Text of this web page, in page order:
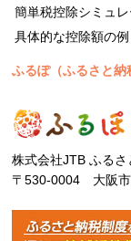
簡単税控除シミュ
具体的な控除額の例
ふるぽ（ふるさと
株式会社JTB ふる
〒530-0004 大阪市